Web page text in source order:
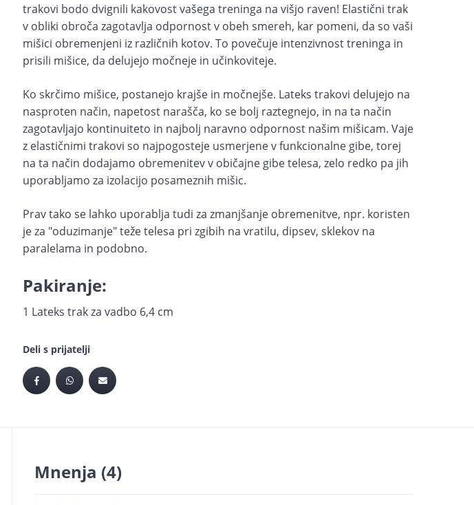
trakovi bodo dvignili kakovost vašega treninga na višjo raven! Elastični trak
v obliki obroča zagotavlja odpornost v obeh smereh, kar pomeni, da so vaši
mišici obremenjeni iz različnih kotov. To povečuje intenzivnost treninga in
prisili mišice, da delujejo močneje in učinkoviteje.
Ko skrčimo mišice, postanejo krajše in močnejše. Lateks trakovi delujejo na
nasproten način, napetost narašča, ko se bolj raztegnejo, in na ta način
zagotavljajo kontinuiteto in najbolj naravno odpornost našim mišicam. Vaje
z elastičnimi trakovi so najpogosteje usmerjene v funkcionalne gibe, torej
na ta način dodajamo obremenitev v običajne gibe telesa, zelo redko pa jih
uporabljamo za izolacijo posameznih mišic.
Prav tako se lahko uporablja tudi za zmanjšanje obremenitve, npr. koristen
je za "oduzimanje" teže telesa pri zgibih na vratilu, dipsev, sklekov na
paralelama in podobno.
Pakiranje:
1 Lateks trak za vadbo 6,4 cm
Deli s prijatelji
Mnenja (4)